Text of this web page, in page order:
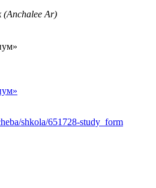
(Anchalee Ar)
shkola/651728-study_form